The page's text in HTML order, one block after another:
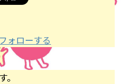
ォローする